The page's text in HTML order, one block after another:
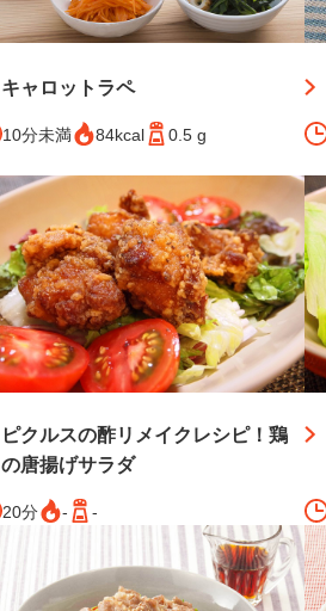
キャロットラペ
10分未満 84kcal 0.5 g
ピクルスの酢リメイクレシピ！鶏
の唐揚げサラダ
20分 - -